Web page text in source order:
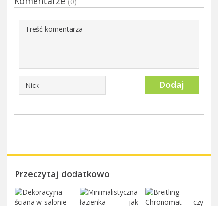
Dodaj
Przeczytaj dodatkowo